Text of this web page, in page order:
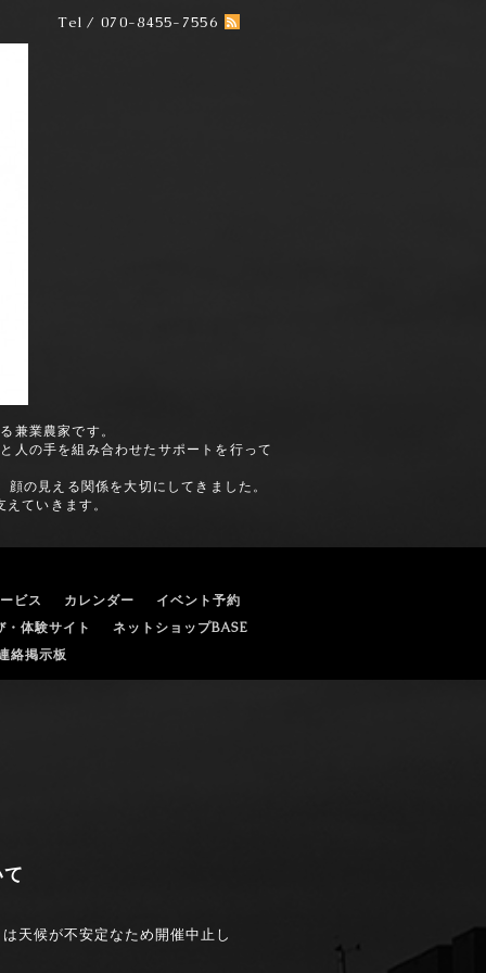
Tel / 070-8455-7556
兼業農家です。
人の手を組み合わせたサポートを行って
の見える関係を大切にしてきました。
ていきます。
ビス カレンダー
イベント予約
体験サイト
ネットショップBASE
絡掲示板
天候が不安定なため開催中止し